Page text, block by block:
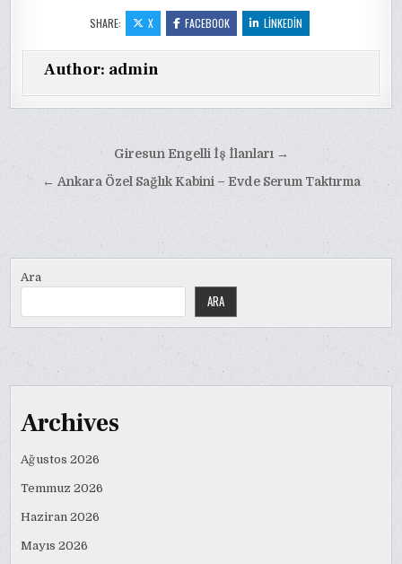
SHARE: X FACEBOOK LINKEDIN
Author: admin
gezinmesi
Giresun Engelli İş İlanları →
← Ankara Özel Sağlık Kabini – Evde Serum Taktırma
Ara
ARA
Archives
Ağustos 2026
Temmuz 2026
Haziran 2026
Mayıs 2026